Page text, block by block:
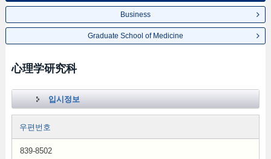
Business
Graduate School of Medicine
心理学研究科
입시정보
우편번호
839-8502